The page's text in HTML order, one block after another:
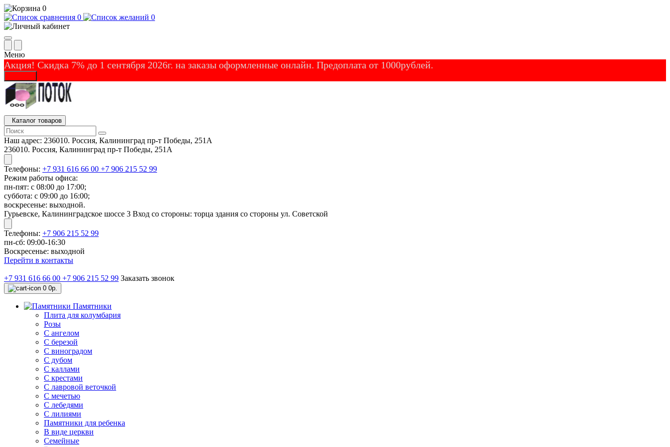
0
0
0
Меню
Акция! Скидка 7% до 1 сентября 2026г. на заказы оформленные онлайн. Предоплата от 1000рублей.
Каталог товаров
Наш адрес: 236010. Россия, Калининград пр-т Победы, 251А
236010. Россия, Калининград пр-т Победы, 251А
Телефоны: +7 931 616 66 00 +7 906 215 52 99
Режим работы офиса:
пн-пят: с 08:00 до 17:00;
суббота: с 09:00 до 16:00;
воскресенье: выходной.
Гурьевске, Калининградское шоссе 3 Вход со стороны: торца здания со стороны ул. Советской
Телефоны: +7 906 215 52 99
пн-сб: 09:00-16:30
Воскресенье: выходной
Перейти в контакты
+7 931 616 66 00 +7 906 215 52 99 Заказать звонок
0 0р.
Памятники
Плита для колумбария
Розы
C ангелом
C березой
С виноградом
С дубом
С каллами
С крестами
С лавровой веточкой
С мечетью
C лебедями
С лилиями
Памятники для ребенка
В виде церкви
Семейные